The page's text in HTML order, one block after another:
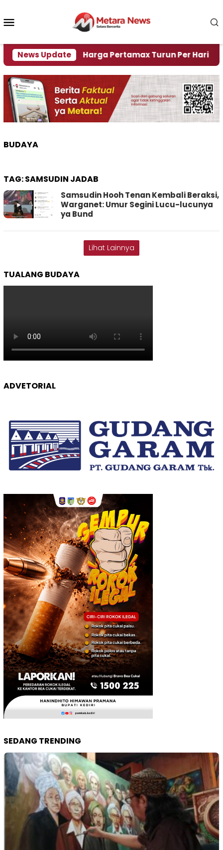
konten
News Update
Air Harga Pertamax Turun Per Hari Ini,
BUDAYA
TAG:SAMSUDIN JADAB
Samsudin Hooh Tenan Kembali Beraksi,
Warganet: Umur Segini Lucu-lucunya
ya Bund
Lihat Lainnya
TUALANG BUDAYA
ADVETORIAL
SEDANG TRENDING